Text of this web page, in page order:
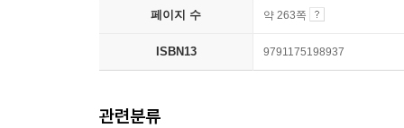
페이지 수 약 263쪽
ISBN13 9791175198937
관련분류